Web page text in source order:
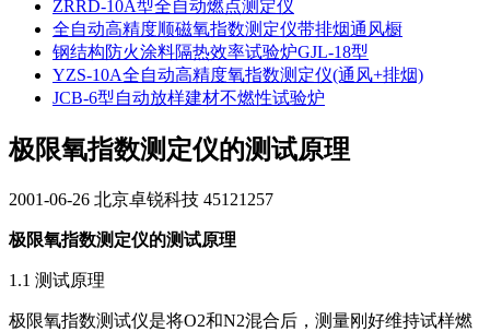
ZRRD-10A型全自动燃点测定仪
全自动高精度顺磁氧指数测定仪带排烟通风橱
钢结构防火涂料隔热效率试验炉GJL-18型
YZS-10A全自动高精度氧指数测定仪(通风+排烟)
JCB-6型自动放样建材不燃性试验炉
极限氧指数测定仪的测试原理
2001-06-26 北京卓锐科技 45121257
极限氧指数测定仪的测试原理
1.1 测试原理
极限氧指数测试仪是将O2和N2混合后，测量刚好维持试样燃